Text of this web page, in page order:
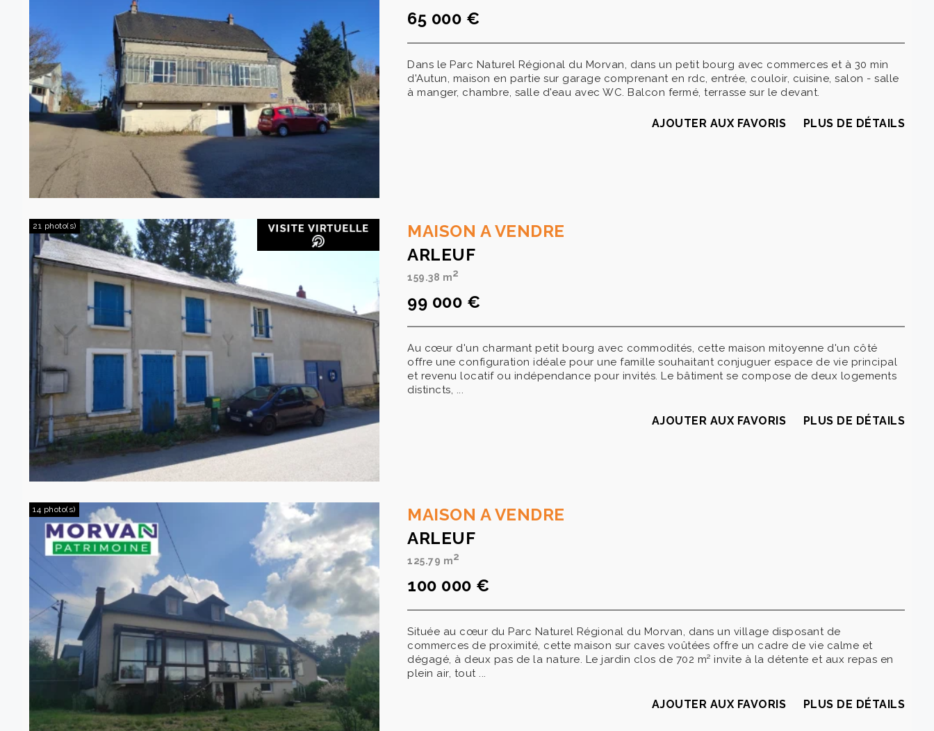
65 000 €
Dans le Parc Naturel Régional du Morvan, dans un petit bourg avec commerces et à 30 min
d'Autun, maison en partie sur garage comprenant en rdc, entrée, couloir, cuisine, salon - salle
à manger, chambre, salle d'eau avec WC. Balcon fermé, terrasse sur le devant.
AJOUTER AUX FAVORIS PLUS DE DÉTAILS
21 photo(s)
MAISON A VENDRE
ARLEUF
159.38 m2
99 000 €
Au cœur d'un charmant petit bourg avec commodités, cette maison mitoyenne d'un côté
offre une configuration idéale pour une famille souhaitant conjuguer espace de vie principal
et revenu locatif ou indépendance pour invités. Le bâtiment se compose de deux logements
distincts, ...
AJOUTER AUX FAVORIS PLUS DE DÉTAILS
14 photo(s)
MAISON A VENDRE
ARLEUF
125.79 m2
100 000 €
Située au cœur du Parc Naturel Régional du Morvan, dans un village disposant de
commerces de proximité, cette maison sur caves voûtées offre un cadre de vie calme et
dégagé, à deux pas de la nature. Le jardin clos de 702 m² invite à la détente et aux repas en
plein air, tout ...
AJOUTER AUX FAVORIS PLUS DE DÉTAILS